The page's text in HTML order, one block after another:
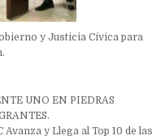
y Justicia Cívica para
UNO EN PIEDRAS
y Llega al Top 10 de las